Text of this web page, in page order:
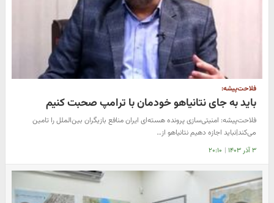
فلاحت‌پیشه:
باید به جای نتانیاهو خودمان با ترامپ صحبت کنیم
فلاحت‌پیشه: امنیتی‌سازی پرونده هسته‌ای ایران منافع بازیگران بین‌الملل را تامین
می‌کند|نباید اجازه دهیم نتانیاهو از…
۳ آذر ۱۴۰۳ | ۲۰:۱۰